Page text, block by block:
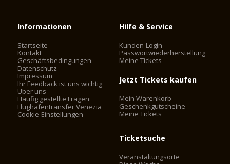
Informationen
Startseite
Kontakt
Geschäftsbedingungen
Datenschutz
Impressum
Ihr Feedback ist uns wichtig
Über uns
Häufig gestellte Fragen
Flughafentransfer Venezia
Cookie-Einstellungen
Hilfe & Service
Kunden-Login
Passwortwiederherstellung
Meine Tickets
Jetzt Tickets kaufen
Mein Warenkorb
Geschenkgutscheine
Meine Tickets
Ticketsuche
Veranstaltungsorte